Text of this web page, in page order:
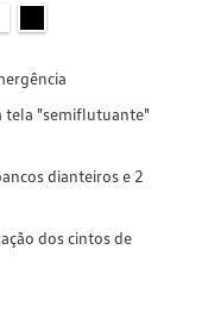
tela "semiflutuante"
dianteiros e 2
dos cintos de